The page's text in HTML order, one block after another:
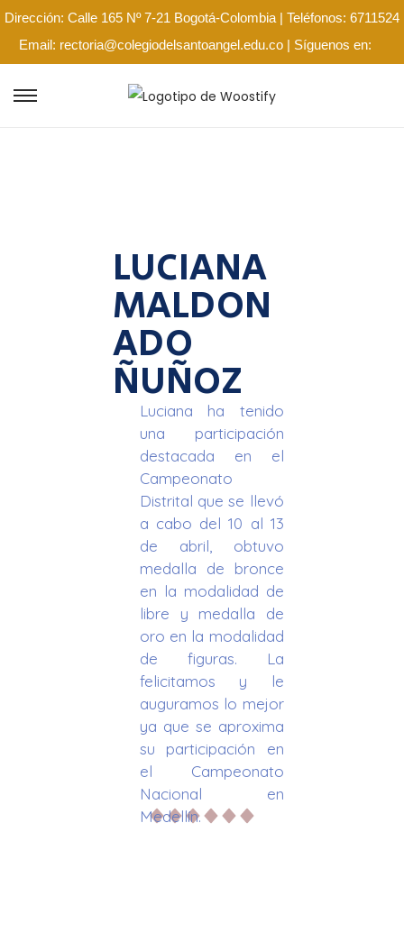
Dirección: Calle 165 Nº 7-21 Bogotá-Colombia | Teléfonos: 6711524
Email: rectoria@colegiodelsantoangel.edu.co | Síguenos en:
Luciana ha tenido
una participación
destacada en el
Campeonato
Distrital que se llevó
a cabo del 10 al 13
de abril, obtuvo
medalla de bronce
en la modalidad de
libre y medalla de
oro en la modalidad
de figuras. La
felicitamos y le
auguramos lo mejor
ya que se aproxima
su participación en
el Campeonato
Nacional en
Medellín.
LUCIANA
MALDON
ADO
ÑUÑOZ